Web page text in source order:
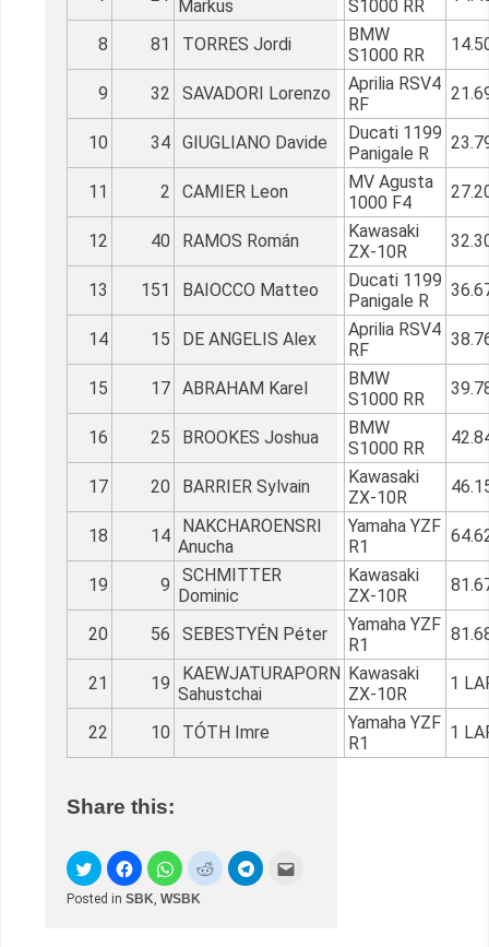
Markus S1000 RR
8 81 TORRES Jordi
BMW
S1000 RR
9 32 SAVADORI Lorenzo
Aprilia RSV4
RF
10 34 GIUGLIANO Davide
Ducati 1199
Panigale R
11 2 CAMIER Leon
MV Agusta
1000 F4
12 40 RAMOS Román
Kawasaki
ZX-10R
13 151 BAIOCCO Matteo
Ducati 1199
Panigale R
14 15 DE ANGELIS Alex
Aprilia RSV4
RF
15 17 ABRAHAM Karel
BMW
S1000 RR
16 25 BROOKES Joshua
BMW
S1000 RR
17 20 BARRIER Sylvain
Kawasaki
ZX-10R
18 14
NAKCHAROENSRI
Anucha
Yamaha YZF
R1
19 9
SCHMITTER
Dominic
Kawasaki
ZX-10R
20 56 SEBESTYÉN Péter
Yamaha YZF
R1
21 19
KAEWJATURAPORN
Sahustchai
Kawasaki
ZX-10R
1
22 10 TÓTH Imre
Yamaha YZF
R1
1
Share this:
Posted in SBK, WSBK